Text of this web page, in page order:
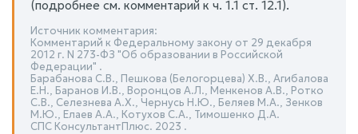
(подробнее см. комментарий к ч. 1.1 ст. 12.1).
Источник комментария:
Комментарий к Федеральному закону от 29 декабря
2012 г. N 273-ФЗ "Об образовании в Российской
Федерации" .
Барабанова С.В., Пешкова (Белогорцева) Х.В., Агибалова
Е.Н., Баранов И.В., Воронцов А.Л., Менкенов А.В., Ротко
С.В., Селезнева А.Х., Чернусь Н.Ю., Беляев М.А., Зенков
М.Ю., Елаев А.А., Котухов С.А., Тимошенко Д.А.
СПС КонсультантПлюс. 2023 .